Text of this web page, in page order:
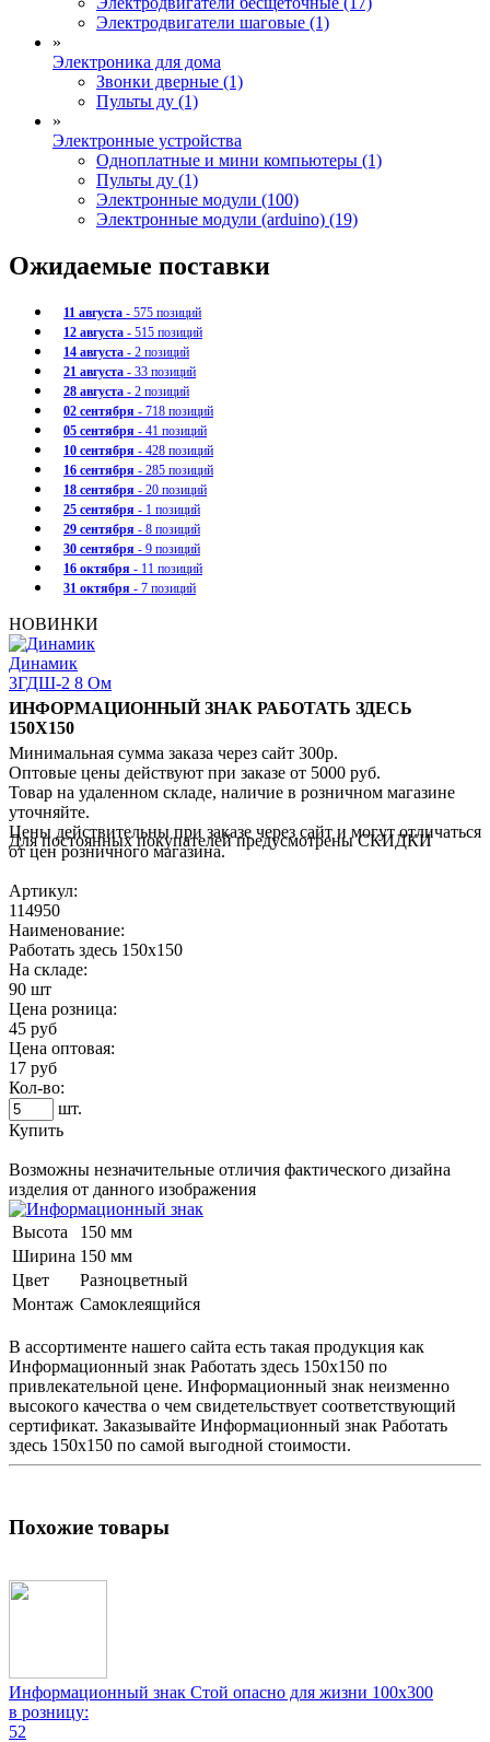
Электродвигатели шаговые (1)
»
Электроника для дома
Звонки дверные (1)
Пульты ду (1)
»
Электронные устройства
Одноплатные и мини компьютеры (1)
Пульты ду (1)
Электронные модули (100)
Электронные модули (arduino) (19)
Ожидаемые поставки
11 августа - 575 позиций
12 августа - 515 позиций
14 августа - 2 позиций
21 августа - 33 позиций
28 августа - 2 позиций
02 сентября - 718 позиций
05 сентября - 41 позиций
10 сентября - 428 позиций
16 сентября - 285 позиций
18 сентября - 20 позиций
25 сентября - 1 позиций
29 сентября - 8 позиций
30 сентября - 9 позиций
16 октября - 11 позиций
31 октября - 7 позиций
НОВИНКИ
Динамик
3ГДШ-2 8 Ом
ИНФОРМАЦИОННЫЙ ЗНАК РАБОТАТЬ ЗДЕСЬ
150Х150
Минимальная сумма заказа через сайт 300р.
Оптовые цены действуют при заказе от 5000 руб.
Товар на удаленном складе, наличие в розничном магазине
уточняйте.
Цены действительны при заказе через сайт и могут отличаться
от цен розничного магазина.
Для постоянных покупателей предусмотрены СКИДКИ
Артикул:
114950
Наименование:
Работать здесь 150х150
На складе:
90 шт
Цена розница:
45 руб
Цена оптовая:
17 руб
Кол-во:
шт.
Купить
Возможны незначительные отличия фактического дизайна
изделия от данного изображения
Высота
150 мм
Ширина 150 мм
Цвет
Разноцветный
Монтаж Самоклеящийся
В ассортименте нашего сайта есть такая продукция как
Информационный знак Работать здесь 150х150 по
привлекательной цене. Информационный знак неизменно
высокого качества о чем свидетельствует соответствующий
сертификат. Заказывайте Информационный знак Работать
здесь 150х150 по самой выгодной стоимости.
Похожие товары
Информационный знак Стой опасно для жизни 100х300
в розницу:
52